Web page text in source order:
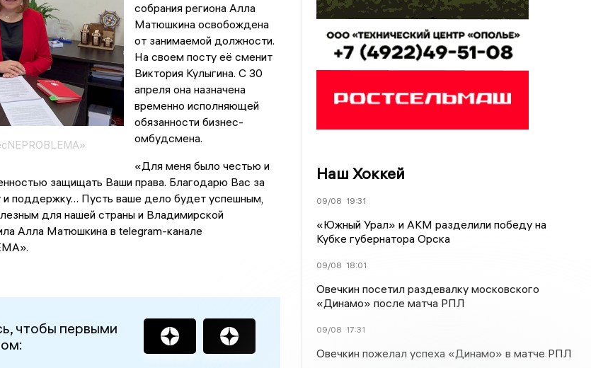
собрания региона Алла
Матюшкина освобождена
от занимаемой должности.
На своем посту её сменит
Виктория Кулыгина. С 30
апреля она назначена
временно исполняющей
обязанности бизнес-
омбудсмена.
«Для меня было честью и
защищать Ваши права. Благодарю Вас за
и поддержку… Пусть ваше дело будет успешным,
для нашей страны и Владимирской
Алла Матюшкина в telegram-канале
чтобы первыми
Наш Хоккей
09/08 19:31
«Южный Урал» и АКМ разделили победу на
Кубке губернатора Орска
09/08 18:01
Овечкин посетил раздевалку московского
«Динамо» после матча РПЛ
09/08 17:31
Овечкин пожелал успеха «Динамо» в матче РПЛ